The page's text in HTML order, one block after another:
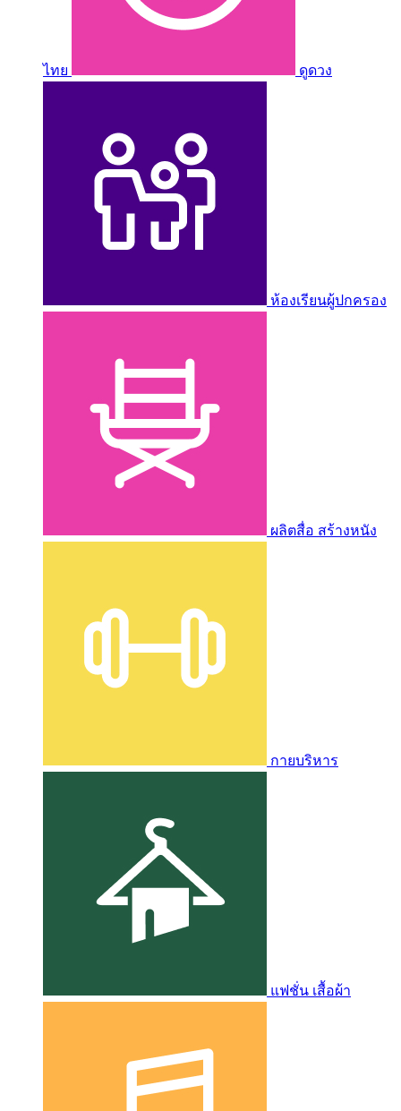
ไทย ดูดวง
ห้องเรียนผู้ปกครอง
ผลิตสื่อ สร้างหนัง
กายบริหาร
แฟชั่น เสื้อผ้า